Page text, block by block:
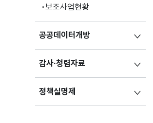
보조사업현황
공공데이터개방
감사·청렴자료
정책실명제